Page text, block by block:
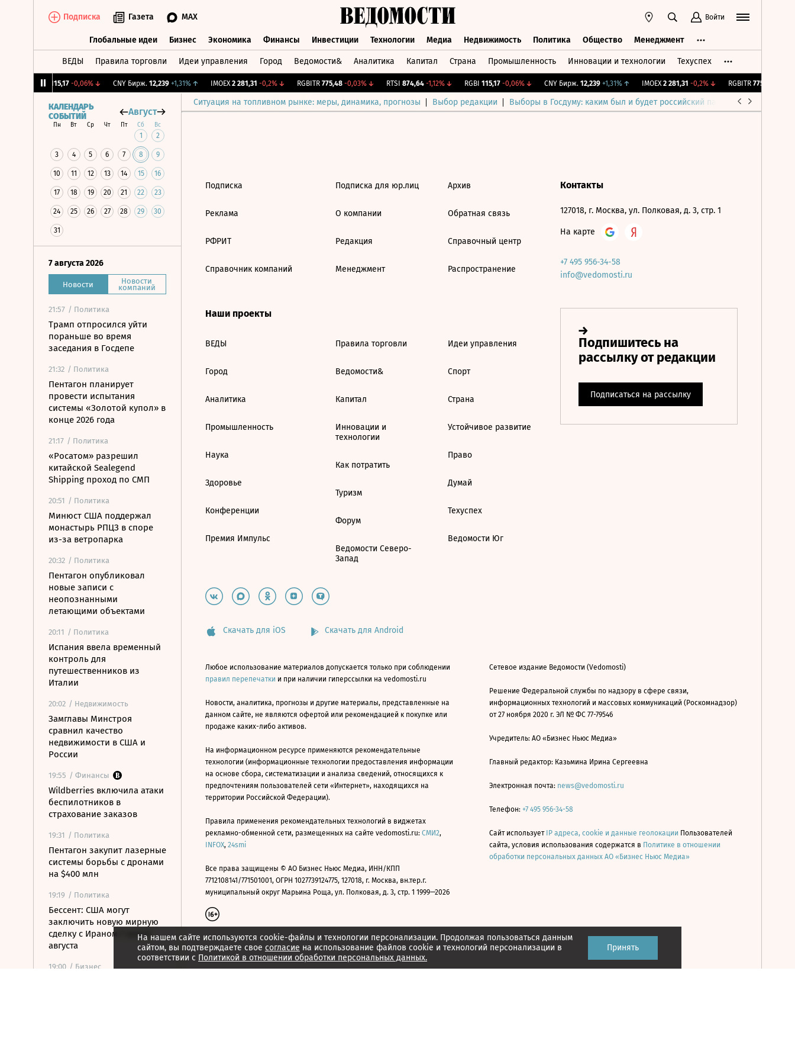
Подписка Газета MAX Войти
Глобальные идеи Бизнес Экономика Финансы Инвестиции Технологии Медиа Недвижимость Политика Общество Менеджмент
ВЕДЫ Правила торговли Идеи управления Город Ведомости& Аналитика Капитал Страна Промышленность Инновации и технологии Техуспех
115,17 -0,06%↓ CNY Бирж. 12,239 +1,31%↑ IMOEX 2 281,31 -0,2%↓ RGBITR 775,48 -0,03%↓ RTSI 874,64 -1,12%↓ RGBI 115,17 -0,06%↓ CNY Бирж. 12,239 +1,31%↑ IMOEX 2 281,31 -0,2%↓ RGBITR 775,48
Ситуация на топливном рынке: меры, динамика, прогнозы Выбор редакции Выборы в Госдуму: каким был и будет российский парламент
КАЛЕНДАРЬ
СОБЫТИЙ
Август
Пн Вт Ср Чт Пт Сб Вс
1 2
3 4 5 6 7 8 9
10 11 12 13 14 15 16
17 18 19 20 21 22 23
24 25 26 27 28 29 30
31
7 августа 2026
Новости Новости
компаний
21:57 / Политика
Трамп отпросился уйти
пораньше во время
заседания в Госдепе
21:32 / Политика
Пентагон планирует
провести испытания
системы «Золотой купол» в
конце 2026 года
21:17 / Политика
«Росатом» разрешил
китайской Sealegend
Shipping проход по СМП
20:51 / Политика
Минюст США поддержал
монастырь РПЦЗ в споре
из-за ветропарка
20:32 / Политика
Пентагон опубликовал
новые записи с
неопознанными
летающими объектами
20:11 / Политика
Испания ввела временный
контроль для
путешественников из
Италии
20:02 / Недвижимость
Замглавы Минстроя
сравнил качество
недвижимости в США и
России
19:55 / Финансы
Wildberries включила атаки
беспилотников в
страхование заказов
19:31 / Политика
Пентагон закупит лазерные
системы борьбы с дронами
на $400 млн
19:19 / Политика
Бессент: США могут
заключить новую мирную
сделку с Ираном 7 или 8
августа
19:00 / Бизнес
На нашем сайте используются cookie-файлы и технологии персонализации. Продолжая пользоваться данным
сайтом, вы подтверждаете свое согласие на использование файлов cookie и технологий персонализации в
соответствии с Политикой в отношении обработки персональных данных.
Принять
Подписка
Реклама
РФРИТ
Справочник компаний
Подписка для юр.лиц
О компании
Редакция
Менеджмент
Архив
Обратная связь
Справочный центр
Распространение
Наши проекты
ВЕДЫ
Город
Аналитика
Промышленность
Наука
Здоровье
Конференции
Премия Импульс
Правила торговли
Ведомости&
Капитал
Инновации и
технологии
Как потратить
Туризм
Форум
Ведомости Северо-
Запад
Идеи управления
Спорт
Страна
Устойчивое развитие
Право
Думай
Техуспех
Ведомости Юг
Контакты
127018, г. Москва, ул. Полковая, д. 3, стр. 1
На карте
+7 495 956-34-58
info@vedomosti.ru
Скачать для iOS Скачать для Android
Любое использование материалов допускается только при соблюдении
правил перепечатки и при наличии гиперссылки на vedomosti.ru
Новости, аналитика, прогнозы и другие материалы, представленные на
данном сайте, не являются офертой или рекомендацией к покупке или
продаже каких-либо активов.
На информационном ресурсе применяются рекомендательные
технологии (информационные технологии предоставления информации
на основе сбора, систематизации и анализа сведений, относящихся к
предпочтениям пользователей сети «Интернет», находящихся на
территории Российской Федерации).
Правила применения рекомендательных технологий в виджетах
рекламно-обменной сети, размещенных на сайте vedomosti.ru: СМИ2,
INFOX, 24smi
Все права защищены © АО Бизнес Ньюс Медиа, ИНН/КПП
7712108141/771501001, ОГРН 1027739124775, 127018, г. Москва, вн.тер.г.
муниципальный округ Марьина Роща, ул. Полковая, д. 3, стр. 1 1999—2026
Сетевое издание Ведомости (Vedomosti)
Решение Федеральной службы по надзору в сфере связи,
информационных технологий и массовых коммуникаций (Роскомнадзор)
от 27 ноября 2020 г. ЭЛ № ФС 77-79546
Учредитель: АО «Бизнес Ньюс Медиа»
Главный редактор: Казьмина Ирина Сергеевна
Электронная почта: news@vedomosti.ru
Телефон: +7 495 956-34-58
Сайт использует IP адреса, cookie и данные геолокации Пользователей
сайта, условия использования содержатся в Политике в отношении
обработки персональных данных АО «Бизнес Ньюс Медиа»